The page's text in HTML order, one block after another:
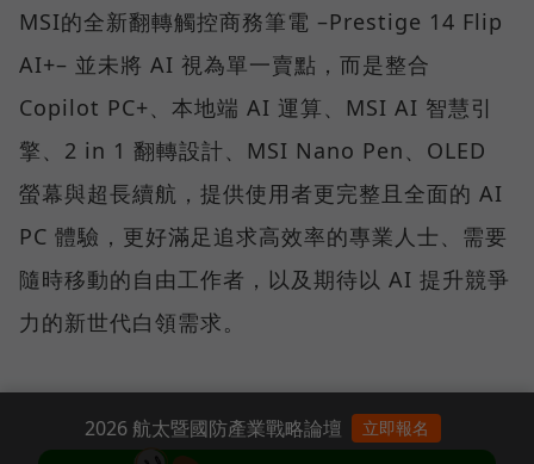
MSI的全新翻轉觸控商務筆電 –Prestige 14 Flip
AI+– 並未將 AI 視為單一賣點，而是整合
Copilot PC+、本地端 AI 運算、MSI AI 智慧引
擎、2 in 1 翻轉設計、MSI Nano Pen、OLED
螢幕與超長續航，提供使用者更完整且全面的 AI
PC 體驗，更好滿足追求高效率的專業人士、需要
隨時移動的自由工作者，以及期待以 AI 提升競爭
力的新世代白領需求。
2026 航太暨國防產業戰略論壇 立即報名